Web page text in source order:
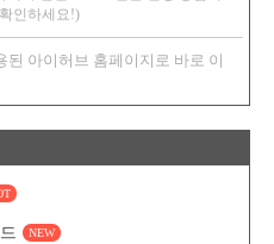
인하세요!)
아이허브 홈페이지로 바로 이
NEW